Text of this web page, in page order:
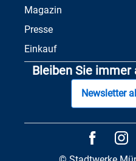
Magazin
Presse
Einkauf